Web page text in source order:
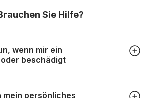
Sie Hilfe?
wenn mir ein
beschädigt
mein persönliches